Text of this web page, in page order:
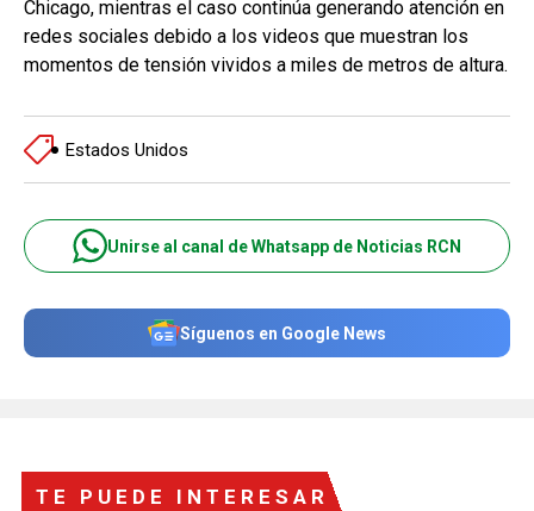
Chicago, mientras el caso continúa generando atención en
redes sociales debido a los videos que muestran los
momentos de tensión vividos a miles de metros de altura.
Estados Unidos
Unirse al canal de Whatsapp de Noticias RCN
Síguenos en Google News
TE PUEDE INTERESAR